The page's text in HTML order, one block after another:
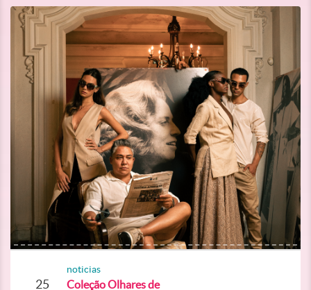
25
noticias
Coleção Olhares de